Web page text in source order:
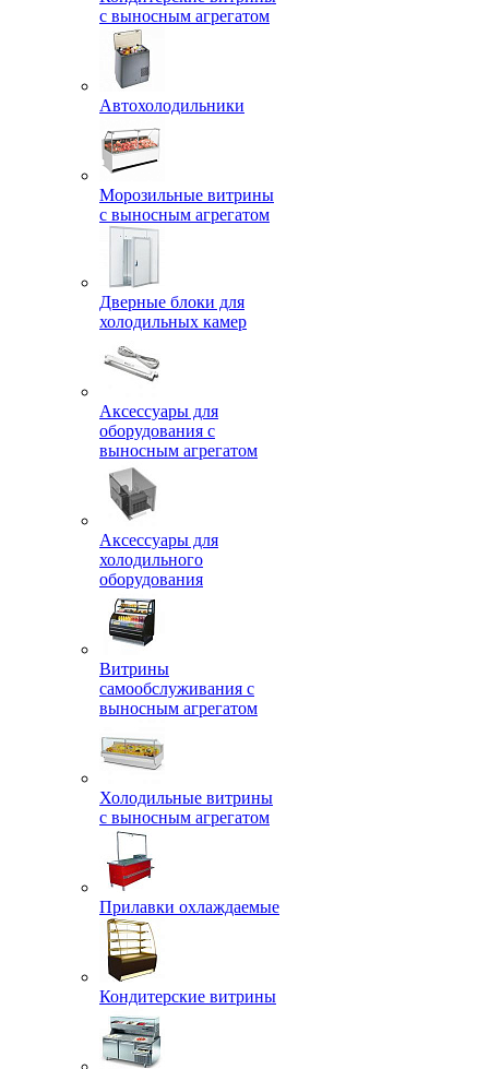
с выносным агрегатом
Автохолодильники
Морозильные витрины
с выносным агрегатом
Дверные блоки для
холодильных камер
Аксессуары для
оборудования с
выносным агрегатом
Аксессуары для
холодильного
оборудования
Витрины
самообслуживания с
выносным агрегатом
Холодильные витрины
с выносным агрегатом
Прилавки охлаждаемые
Кондитерские витрины